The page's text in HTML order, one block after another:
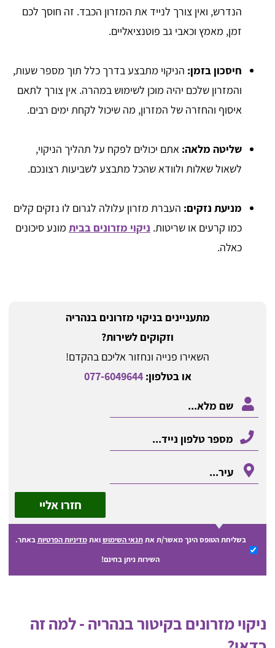
הנדרש, ואין צורך לנייד את המזרון הכבד. זה חוסך לכם
זמן, מאמץ וכאבי גב פוטנציאליים.
חיסכון בזמן: הניקוי מתבצע בדרך כלל תוך מספר שעות,
והמזרון שלכם יהיה מוכן לשימוש במהרה. אין צורך לתאם
איסוף והחזרה של המזרון, מה שיכול לקחת ימים רבים.
שליטה מלאה: אתם יכולים לפקח על תהליך הניקוי,
לשאול שאלות ולוודא שהכל מתבצע לשביעות רצונכם.
מניעת נזקים: העברת מזרון עלולה לגרום לו נזקים קלים
כמו קרעים או שריטות. ניקוי מזרונים בבית מונע סיכונים
כאלה.
מתעניינים בניקוי מזרונים בנהריה
וזקוקים לשירות?
השאירו פנייה ונחזור אליכם בהקדם!
או בטלפון:077-6049644
חזרו אליי
בשליחת הטופס הינך מאשר/ת אתתנאי השימושואתמדיניות הפרטיותבאתר.
השירות ניתן בחינם!
ניקוי מזרונים בקיטור בנהריה - למה זה